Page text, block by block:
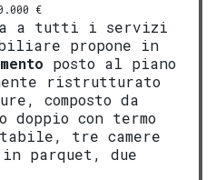
€
a tutti i servizi
propone in
posto al piano
ristrutturato
composto da
doppio con termo
tre camere
parquet, due